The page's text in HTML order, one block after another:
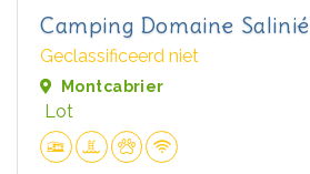
Camping Domaine Salinié
Geclassificeerd niet
Montcabrier
Lot